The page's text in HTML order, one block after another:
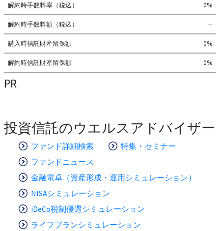
解約時手数料率（税込） 0%
解約時手数料額（税込） --
購入時信託財産留保額 0%
解約時信託財産留保額 0%
PR
投資信託のウエルスアドバイザー
ファンド詳細検索
特集・セミナー
ファンドニュース
金融電卓（資産形成・運用シミュレーション）
NISAシミュレーション
iDeCo税制優遇シミュレーション
ライフプランシミュレーション